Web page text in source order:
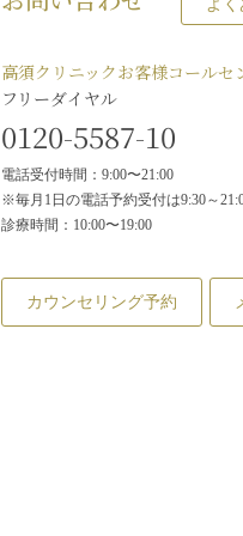
よ
高須クリニックお客様コールセ
フリーダイヤル
0120-5587-10
電話受付時間：9:00〜21:00
※毎月1日の電話予約受付は9:30～
診療時間：10:00〜19:00
カウンセリング予約